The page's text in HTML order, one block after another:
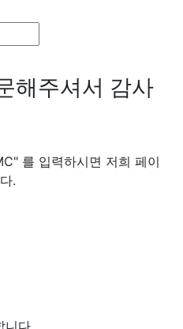
해주셔서 감사
를 입력하시면 저희 페이
.
다.